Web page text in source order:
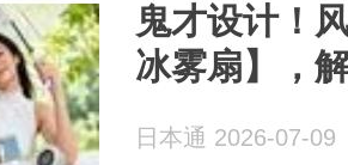
鬼才设计！
冰雾扇】，
日本通 2026-07-09